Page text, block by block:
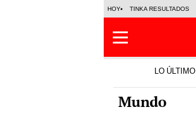
HOY TINKA RESULTADOS
LO ÚLTIMO
Mundo